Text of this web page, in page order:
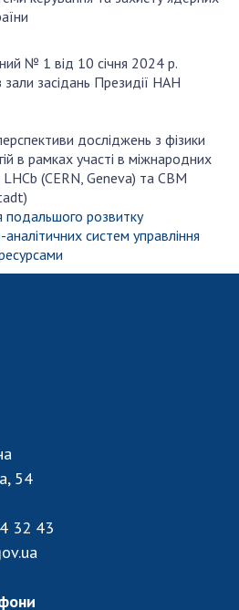
№ 1 від 10 січня 2024 р.
зали засідань Президії НАН
досліджень з фізики
в рамках участі в міжнародних
(CERN, Geneva) та CBM
подальшого розвитку
систем управління
54
32 43